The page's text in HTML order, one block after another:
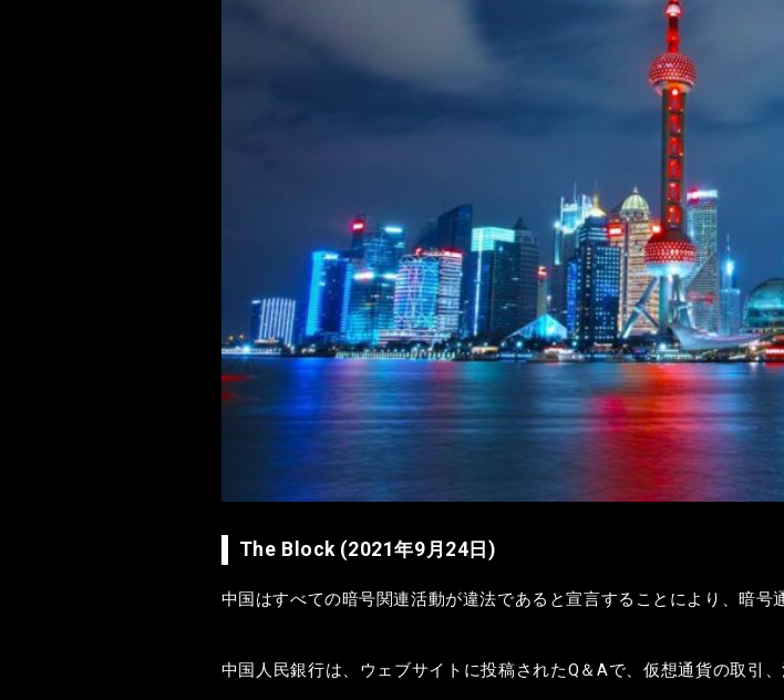
The Block (2021年9月24日)
中国はすべての暗号関連活動が違法であると宣言することにより、暗号
中国人民銀行は、ウェブサイトに投稿されたQ＆Aで、仮想通貨の取引